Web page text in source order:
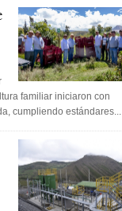
familiar iniciaron con
cumpliendo estándares...